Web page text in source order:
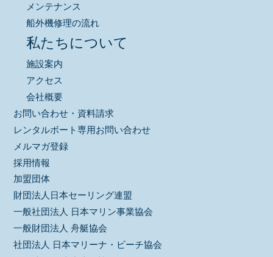
メンテナンス
船外機修理の流れ
私たちについて
施設案内
アクセス
会社概要
お問い合わせ・資料請求
レンタルボート専用お問い合わせ
メルマガ登録
採用情報
加盟団体
財団法人日本セーリング連盟
一般社団法人 日本マリン事業協会
一般財団法人 舟艇協会
社団法人 日本マリーナ・ビーチ協会